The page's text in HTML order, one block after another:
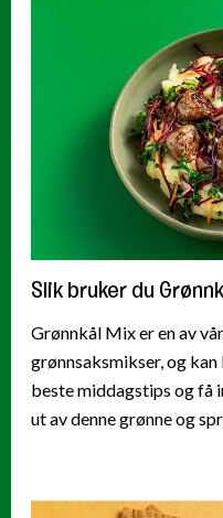
Slik bruker du
Grønnkål Mix er en av
grønnsaksmikser, og
beste middagstips og få
ut av denne grønne og